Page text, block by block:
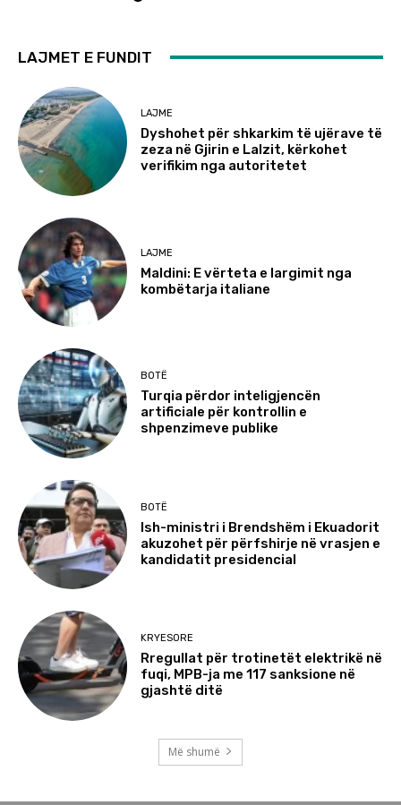
LAJMET E FUNDIT
LAJME
Dyshohet për shkarkim të ujërave të
zeza në Gjirin e Lalzit, kërkohet
verifikim nga autoritetet
LAJME
Maldini: E vërteta e largimit nga
kombëtarja italiane
BOTË
Turqia përdor inteligjencën
artificiale për kontrollin e
shpenzimeve publike
BOTË
Ish-ministri i Brendshëm i Ekuadorit
akuzohet për përfshirje në vrasjen e
kandidatit presidencial
KRYESORE
Rregullat për trotinetët elektrikë në
fuqi, MPB-ja me 117 sanksione në
gjashtë ditë
Më shumë